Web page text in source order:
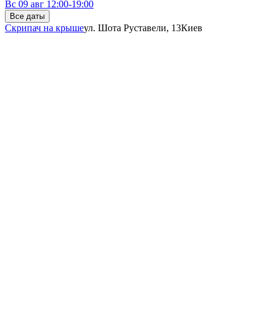
Вс 09 авг 12:00-19:00
Все даты
Скрипач на крышеул. Шота Руставели, 13Киев